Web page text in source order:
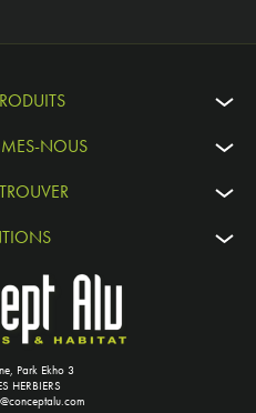
NOUS
Park Ekho 3
HERBIERS